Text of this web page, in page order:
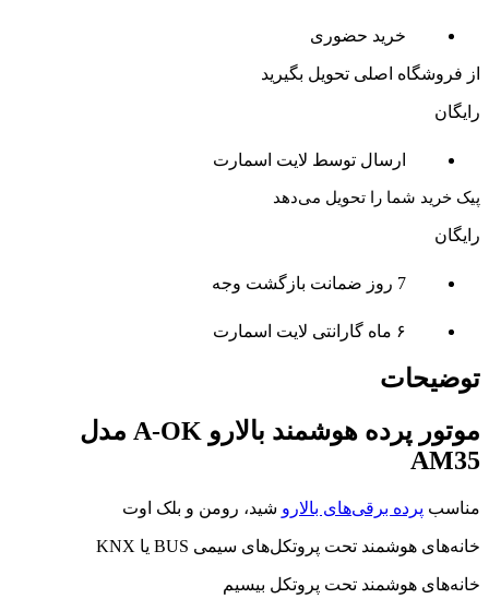
خرید حضوری
از فروشگاه اصلی تحویل بگیرید
رایگان
ارسال توسط لایت اسمارت
پیک خرید شما را تحویل می‌دهد
رایگان
7 روز ضمانت بازگشت وجه
۶ ماه گارانتی لایت اسمارت
توضیحات
موتور پرده هوشمند بالارو A-OK مدل
AM35
مناسب پرده‌ برقی‌های بالارو شید، رومن و بلک اوت
خانه‌های هوشمند تحت پروتکل‌های سیمی BUS یا KNX
خانه‌های هوشمند تحت پروتکل بیسیم